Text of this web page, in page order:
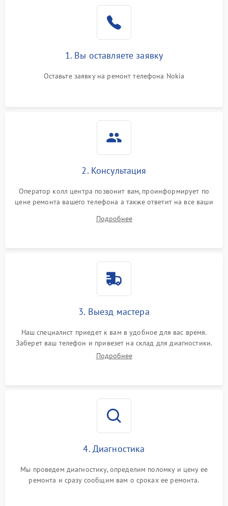
1. Вы оставляете заявку
Оставьте заявку на ремонт телефона Nokia
2. Консультация
Оператор колл центра позвонит вам, проинформирует по
цене ремонта вашего телефона а также ответит на все ваши
Подробнее
3. Выезд мастера
Наш специалист приедет к вам в удобное для вас время.
Заберет ваш телефон и привезет на склад для диагностики.
Подробнее
4. Диагностика
Мы проведем диагностику, определим поломку и цену ее
ремонта и сразу сообщим вам о сроках ее ремонта.